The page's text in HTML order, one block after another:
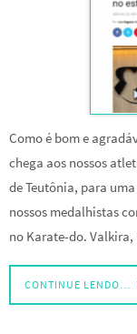
Como é bom e
chega aos nossos
de Teutônia, para
nossos medalhistas
no Karate-do.
CONTINUE LENDO…